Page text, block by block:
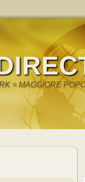
= MAGGIORE